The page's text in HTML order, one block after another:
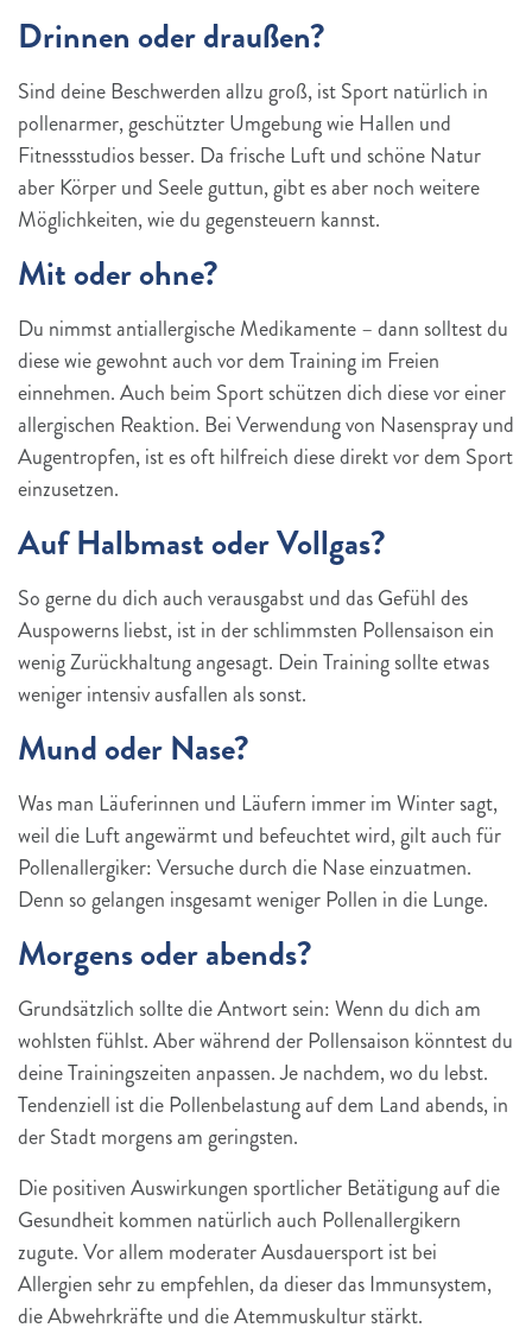
Drinnen oder draußen?
Sind deine Beschwerden allzu groß, ist Sport natürlich in
pollenarmer, geschützter Umgebung wie Hallen und
Fitnessstudios besser. Da frische Luft und schöne Natur
aber Körper und Seele guttun, gibt es aber noch weitere
Möglichkeiten, wie du gegensteuern kannst.
Mit oder ohne?
Du nimmst antiallergische Medikamente – dann solltest du
diese wie gewohnt auch vor dem Training im Freien
einnehmen. Auch beim Sport schützen dich diese vor einer
allergischen Reaktion. Bei Verwendung von Nasenspray und
Augentropfen, ist es oft hilfreich diese direkt vor dem Sport
einzusetzen.
Auf Halbmast oder Vollgas?
So gerne du dich auch verausgabst und das Gefühl des
Auspowerns liebst, ist in der schlimmsten Pollensaison ein
wenig Zurückhaltung angesagt. Dein Training sollte etwas
weniger intensiv ausfallen als sonst.
Mund oder Nase?
Was man Läuferinnen und Läufern immer im Winter sagt,
weil die Luft angewärmt und befeuchtet wird, gilt auch für
Pollenallergiker: Versuche durch die Nase einzuatmen.
Denn so gelangen insgesamt weniger Pollen in die Lunge.
Morgens oder abends?
Grundsätzlich sollte die Antwort sein: Wenn du dich am
wohlsten fühlst. Aber während der Pollensaison könntest du
deine Trainingszeiten anpassen. Je nachdem, wo du lebst.
Tendenziell ist die Pollenbelastung auf dem Land abends, in
der Stadt morgens am geringsten.
Die positiven Auswirkungen sportlicher Betätigung auf die
Gesundheit kommen natürlich auch Pollenallergikern
zugute. Vor allem moderater Ausdauersport ist bei
Allergien sehr zu empfehlen, da dieser das Immunsystem,
die Abwehrkräfte und die Atemmuskultur stärkt.